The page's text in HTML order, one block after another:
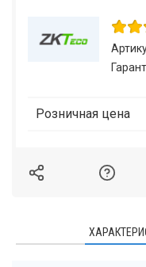
Розничная цена